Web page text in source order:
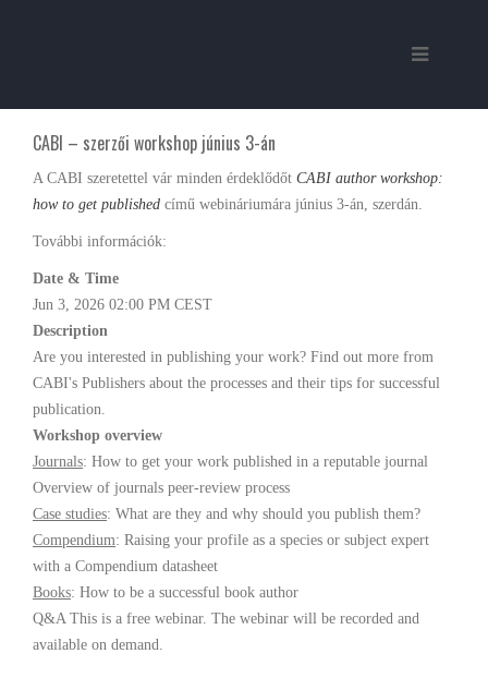
CABI – szerzői workshop június 3-án
A CABI szeretettel vár minden érdeklődőt CABI author workshop:
how to get published című webináriumára június 3-án, szerdán.
További információk:
Date & Time
Jun 3, 2026 02:00 PM CEST
Description
Are you interested in publishing your work? Find out more from
CABI's Publishers about the processes and their tips for successful
publication.
Workshop overview
Journals: How to get your work published in a reputable journal
Overview of journals peer-review process
Case studies: What are they and why should you publish them?
Compendium: Raising your profile as a species or subject expert
with a Compendium datasheet
Books: How to be a successful book author
Q&A This is a free webinar. The webinar will be recorded and
available on demand.